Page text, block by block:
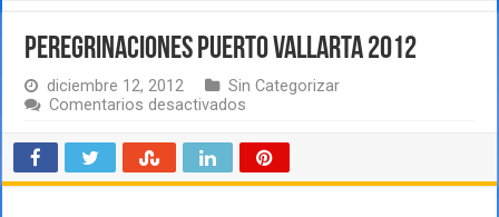
Peregrinaciones Puerto Vallarta 2012
diciembre 12, 2012
Sin Categorizar
Comentarios desactivados
Puerto
Vallarta
2012